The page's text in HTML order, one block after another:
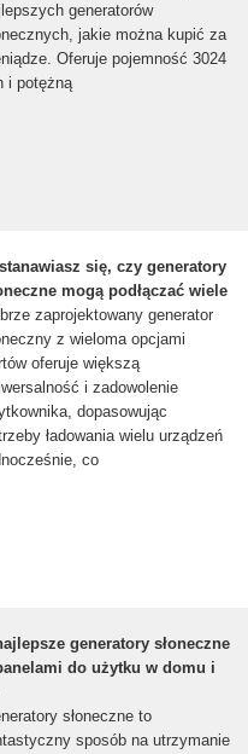
generatorów
jakie można kupić za
Oferuje pojemność 3024
i potężną
się, czy generatory
mogą podłączać wiele
zaprojektowany generator
z wieloma opcjami
oferuje większą
i zadowolenie
dopasowując
ładowania wielu urządzeń
co
generatory słoneczne
do użytku w domu i
słoneczne to
sposób na utrzymanie